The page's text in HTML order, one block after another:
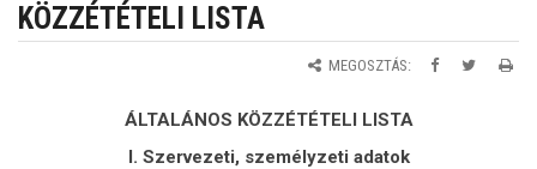
KÖZZÉTÉTELI LISTA
MEGOSZTÁS:
ÁLTALÁNOS KÖZZÉTÉTELI LISTA
I. Szervezeti, személyzeti adatok